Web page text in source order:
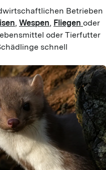
Betrieben
, Wespen, Fliegen
oder Tierfutter
schnell